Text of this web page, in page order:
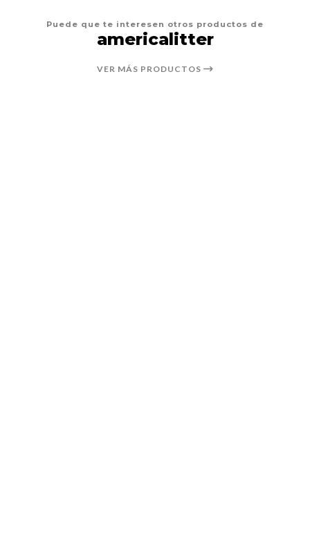
Puede que te interesen otros productos de
americalitter
VER MÁS PRODUCTOS